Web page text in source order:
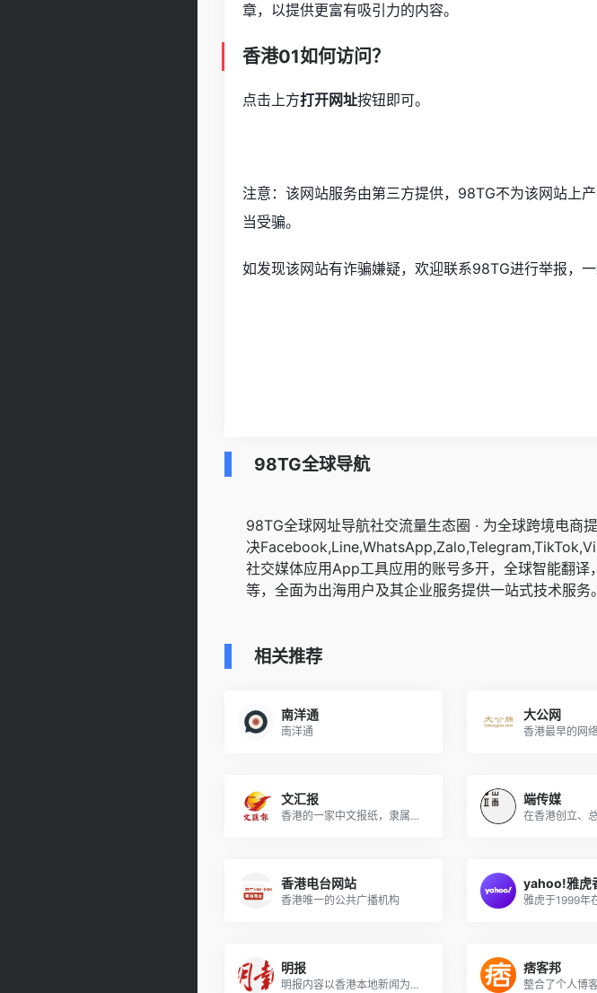
章，以提供更富有吸引力的内容。
香港01如何访问？
点击上方打开网址按钮即可。
注意：该网站服务由第三方提供，98TG不为该网站上
当受骗。
如发现该网站有诈骗嫌疑，欢迎联系98TG进行举报，一
98TG全球导航
98TG全球网址导航社交流量生态圈 · 为全球跨境电商
决
社交媒体应用App工具应用的账号多开，全球智能翻
等，全面为出海用户及其企业服务提供一站式技术服务。
相关推荐
南洋通
南洋通
大公网
香港最早的网
文汇报
香港的一家中文报纸，隶属于文汇报传媒集团
端传媒
香港电台网站
香港唯一的公共广播机构
yahoo!雅虎
明报
明报内容以香港本地新闻为主，两岸、国际新闻为辅。
痞客邦